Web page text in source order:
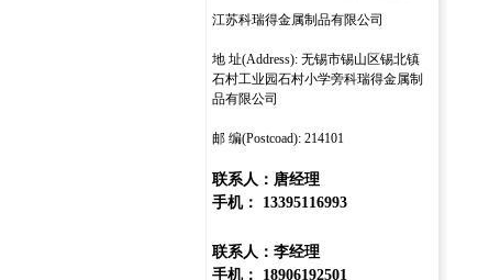
江苏科瑞得金属制品有限公司
地 址(Address): 无锡市锡山区锡北镇
石村工业园石村小学旁科瑞得金属制
品有限公司
邮 编(Postcoad): 214101
联系人：唐经理
手机： 13395116993
联系人：李经理
手机： 18906192501